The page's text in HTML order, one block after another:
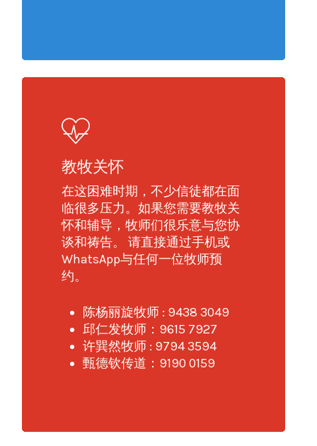
教牧关怀
在这困难时期，不少信徒都在面
临很多压力。如果您需要教牧关
怀和辅导，牧师们很乐意与您协
谈和祷告。 请直接通过手机或
WhatsApp与任何一位牧师预
约。
陈杨丽旋牧师 : 9438 3049
邱仁发牧师：9615 7927
许巽然牧师 : 9794 3594
甄德钦传道：9190 0159